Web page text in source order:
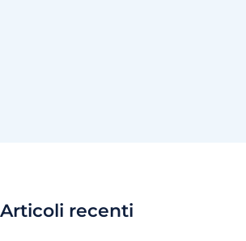
Articoli recenti